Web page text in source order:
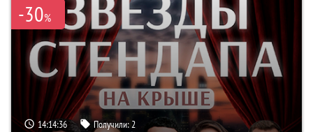
-30%
14:14:34 Получили:2